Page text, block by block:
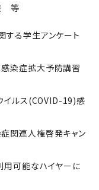
等
る学生アンケート
染症拡大予防講習
ルス(COVID-19)感
関連人権啓発キャン
可能なハイヤーに